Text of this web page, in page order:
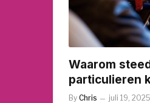
Waarom
particulieren
auto-
By Chris juli 19, 2025